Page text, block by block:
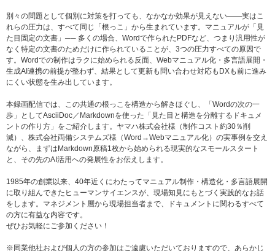
別々の問題として個別に対策を打っても、なかなか効果が見えない――実はこ
れらの圧力は、すべて同じ「根っこ」から生まれています。マニュアルが「見
た目固定の文書」── 多くの場合、Wordで作られたPDFなど、つまり汎用性が
なく特定の文書のためだけに作られていることが、3つの圧力すべての原因で
す。Wordでの制作はラクに始められる反面、Webマニュアル化・多言語展開・
生成AI連携の前提が整わず、結果として更新も問い合わせ対応もDXも前に進み
にくい状態を生み出しています。
本録画配信では、この共通の根っこを構造から解きほぐし、「Wordの次の一
歩」としてAsciiDoc／Markdownを使った「見た目と構造を分離するドキュメ
ントの作り方」をご紹介します。ヤマハ株式会社様（制作コスト約30％削
減）、株式会社両備システムズ様（Word→Webマニュアル化）の実事例を交え
ながら、まずはMarkdown原稿1枚から始められる現実的なスモールスタート
と、その先のAI活用への発展性をお伝えします。
1985年の創業以来、40年近くにわたってマニュアル制作・構造化・多言語展開
に取り組んできたヒューマンサイエンスが、現場知見にもとづく実践的なお話
をします。マネジメント層から現場担当者まで、ドキュメントに関わるすべて
の方に有益な内容です。
ぜひお気軽にご参加ください！
※同業他社および個人の方の参加はご遠慮いただいておりますので、あらかじ